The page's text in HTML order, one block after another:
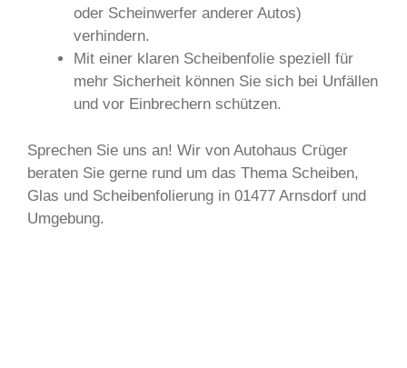
oder Scheinwerfer anderer Autos)
verhindern.
Mit einer klaren Scheibenfolie speziell für
mehr Sicherheit können Sie sich bei Unfällen
und vor Einbrechern schützen.
Sprechen Sie uns an! Wir von Autohaus Crüger
beraten Sie gerne rund um das Thema Scheiben,
Glas und Scheibenfolierung in 01477 Arnsdorf und
Umgebung.